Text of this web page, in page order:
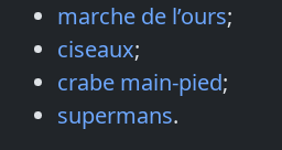
marche de l’ours;
ciseaux;
crabe main-pied;
supermans.